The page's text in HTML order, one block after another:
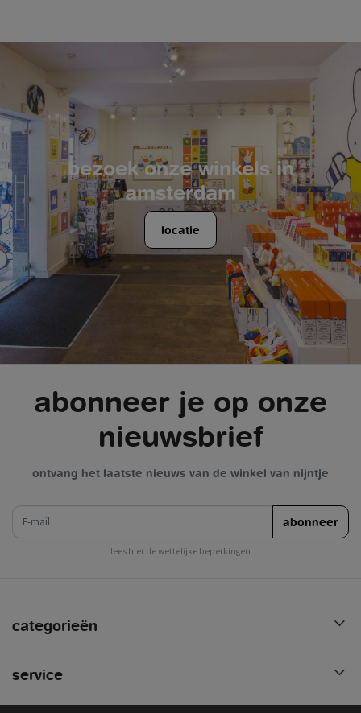
bezoek onze winkels in
amsterdam
locatie
abonneer je op onze
nieuwsbrief
ontvang het laatste nieuws van de winkel van nijntje
abonneer
lees hier de wettelijke beperkingen
categorieën
service